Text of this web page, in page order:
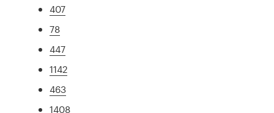
407
78
447
1142
463
1408